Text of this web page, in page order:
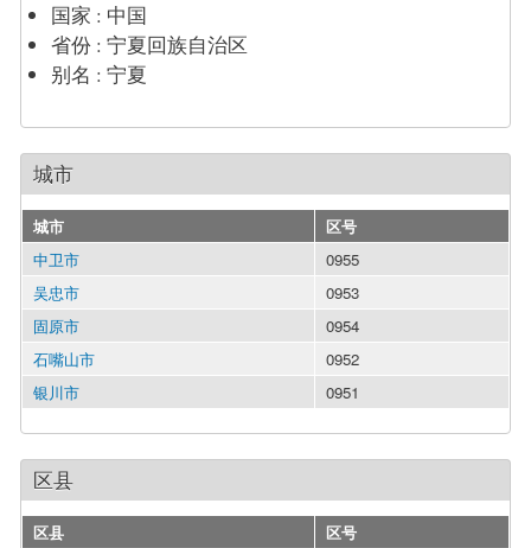
国家 : 中国
省份 : 宁夏回族自治区
别名 : 宁夏
城市
城市
区号
中卫市
0955
吴忠市
0953
固原市
0954
石嘴山市
0952
银川市
0951
区县
区县
区号